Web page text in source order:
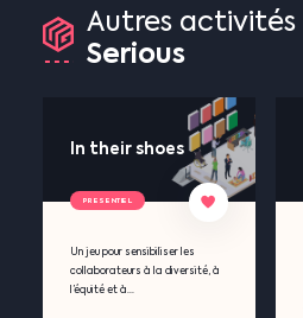
Autres activités
Serious
In their shoes
Un jeu pour sensibiliser les
collaborateurs à la diversité, à
l’équité et à...
PRESENTIEL